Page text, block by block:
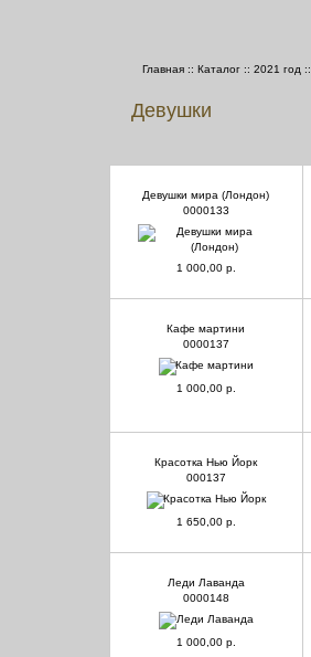
Главная :: Каталог :: 2021 год ::
Девушки
Девушки мира (Лондон)
0000133
1 000,00 р.
Кафе мартини
0000137
1 000,00 р.
Красотка Нью Йорк
000137
1 650,00 р.
Леди Лаванда
0000148
1 000,00 р.